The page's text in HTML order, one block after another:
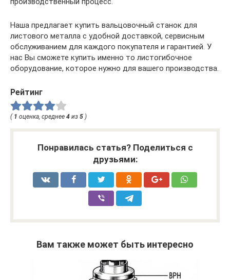
Наша предлагает купить вальцовочный станок для
листового металла с удобной доставкой, сервисным
обслуживанием для каждого покупателя и гарантией. У
нас Вы сможете купить именно то листогибочное
оборудование, которое нужно для вашего производства.
Рейтинг
( 1 оценка, среднее 4 из 5 )
Понравилась статья? Поделиться с
друзьями:
Вам также может быть интересно